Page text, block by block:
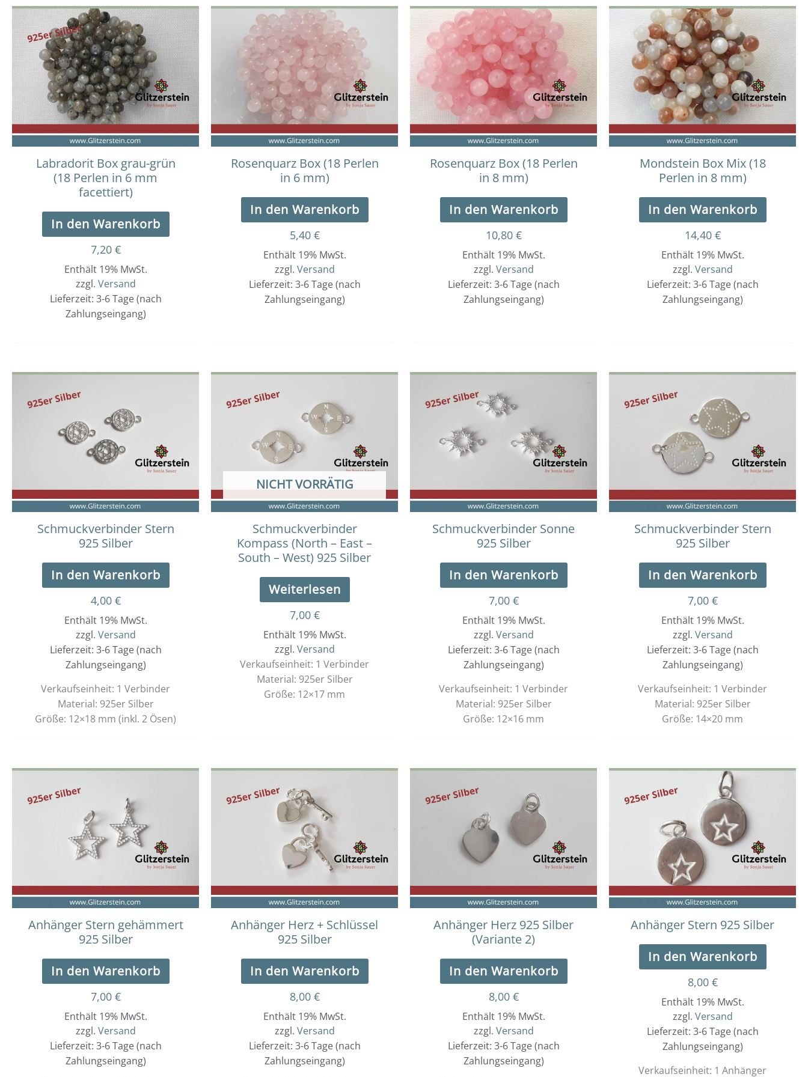
Labradorit Box grau-grün
(18 Perlen in 6 mm
facettiert)
In den Warenkorb
7,20 €
Enthält 19% MwSt.
zzgl. Versand
Lieferzeit: 3-6 Tage (nach
Zahlungseingang)
Rosenquarz Box (18 Perlen
in 6 mm)
In den Warenkorb
5,40 €
Enthält 19% MwSt.
zzgl. Versand
Lieferzeit: 3-6 Tage (nach
Zahlungseingang)
Rosenquarz Box (18 Perlen
in 8 mm)
In den Warenkorb
10,80 €
Enthält 19% MwSt.
zzgl. Versand
Lieferzeit: 3-6 Tage (nach
Zahlungseingang)
Mondstein Box Mix (18
Perlen in 8 mm)
In den Warenkorb
14,40 €
Enthält 19% MwSt.
zzgl. Versand
Lieferzeit: 3-6 Tage (nach
Zahlungseingang)
Schmuckverbinder Stern
925 Silber
In den Warenkorb
4,00 €
Enthält 19% MwSt.
zzgl. Versand
Lieferzeit: 3-6 Tage (nach
Zahlungseingang)
Verkaufseinheit: 1 Verbinder
Material: 925er Silber
Größe: 12×18 mm (inkl. 2 Ösen)
NICHT VORRÄTIG
Schmuckverbinder
Kompass (North – East –
South – West) 925 Silber
Weiterlesen
7,00 €
Enthält 19% MwSt.
zzgl. Versand
Verkaufseinheit: 1 Verbinder
Material: 925er Silber
Größe: 12×17 mm
Schmuckverbinder Sonne
925 Silber
In den Warenkorb
7,00 €
Enthält 19% MwSt.
zzgl. Versand
Lieferzeit: 3-6 Tage (nach
Zahlungseingang)
Verkaufseinheit: 1 Verbinder
Material: 925er Silber
Größe: 12×16 mm
Schmuckverbinder Stern
925 Silber
In den Warenkorb
7,00 €
Enthält 19% MwSt.
zzgl. Versand
Lieferzeit: 3-6 Tage (nach
Zahlungseingang)
Verkaufseinheit: 1 Verbinder
Material: 925er Silber
Größe: 14×20 mm
Anhänger Stern gehämmert
925 Silber
In den Warenkorb
7,00 €
Enthält 19% MwSt.
zzgl. Versand
Lieferzeit: 3-6 Tage (nach
Zahlungseingang)
Anhänger Herz + Schlüssel
925 Silber
In den Warenkorb
8,00 €
Enthält 19% MwSt.
zzgl. Versand
Lieferzeit: 3-6 Tage (nach
Zahlungseingang)
Anhänger Herz 925 Silber
(Variante 2)
In den Warenkorb
8,00 €
Enthält 19% MwSt.
zzgl. Versand
Lieferzeit: 3-6 Tage (nach
Zahlungseingang)
Anhänger Stern 925 Silber
In den Warenkorb
8,00 €
Enthält 19% MwSt.
zzgl. Versand
Lieferzeit: 3-6 Tage (nach
Zahlungseingang)
Verkaufseinheit: 1 Anhänger